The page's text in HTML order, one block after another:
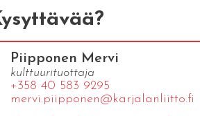
Piipponen Mervi
kulttuurituottaja
+358 40 583 9295
mervi.​piipponen@​kar​jala​nlii​tto.​fi